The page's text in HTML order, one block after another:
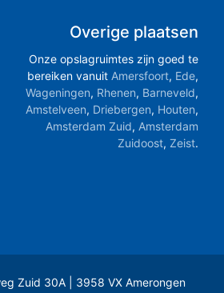
Overige plaatsen
Onze opslagruimtes zijn goed te
bereiken vanuit Amersfoort, Ede,
Wageningen, Rhenen, Barneveld,
Amstelveen, Driebergen, Houten,
Amsterdam Zuid, Amsterdam
Zuidoost,Zeist.
Zuid 30A | 3958 VX Amerongen